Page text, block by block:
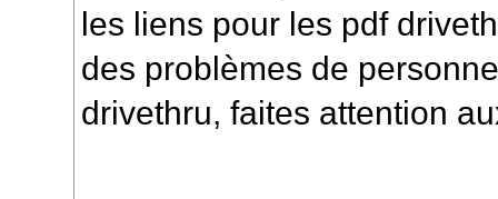
les liens pour les pdf
des problèmes de
drivethru, faites attention